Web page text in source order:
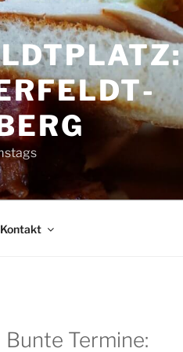
Kontakt
Bunte Termine: